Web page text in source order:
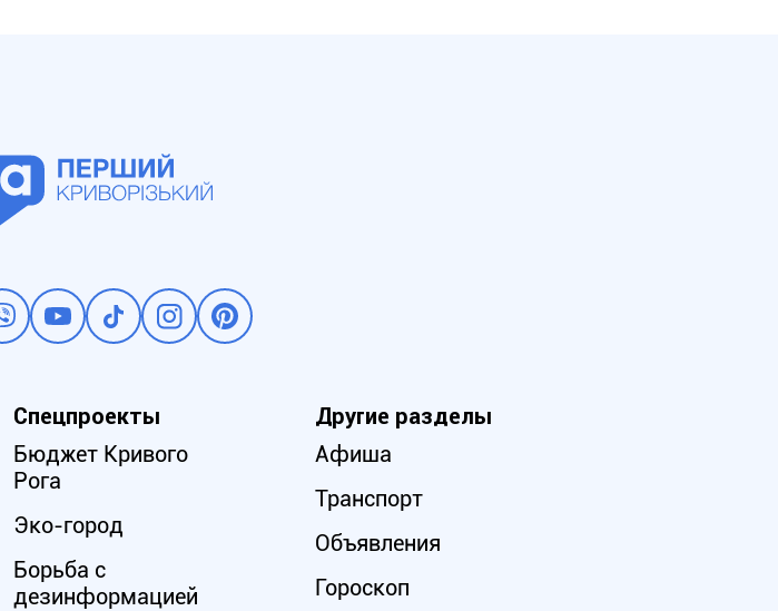
Спецпроекты
Бюджет Кривого
Рога
Эко-город
Борьба с
дезинформацией
Другие разделы
Афиша
Транспорт
Объявления
Гороскоп